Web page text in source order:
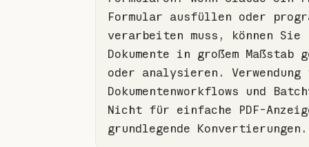
Formular ausfüllen oder
verarbeiten muss, können Sie
Dokumente in großem Maßstab
oder analysieren.
Dokumentenworkflows und
Nicht für einfache PDF-
grundlegende Konvertierungen.